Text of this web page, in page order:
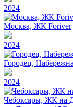
2024
Москва, ЖК Foriver
2024
Городец,
2024
Чебоксары, ЖК на